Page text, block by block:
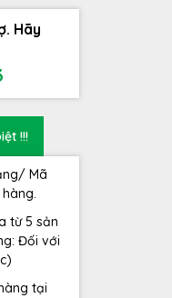
Hãy
!!!
Mã
từ 5 sản
Đối với
tại